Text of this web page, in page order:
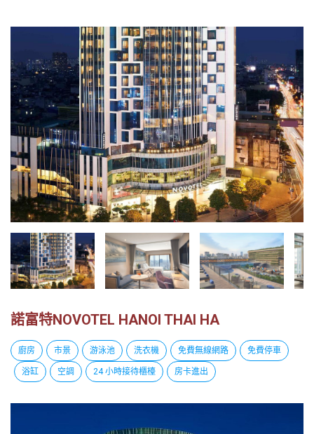
最
好
的
合
作
夥
伴！
越
南
旅
行
社
諾富特NOVOTEL HANOI THAI HA
廚房 市景 游泳池 洗衣機 免費無線網路 免費停車
浴缸 空調 24 小時接待櫃檯 房卡進出